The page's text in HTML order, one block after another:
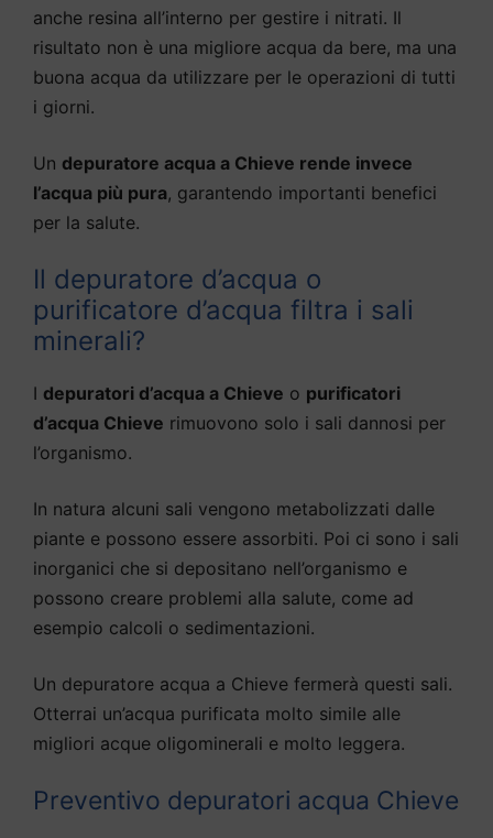
anche resina all’interno per gestire i nitrati. Il
risultato non è una migliore acqua da bere, ma una
buona acqua da utilizzare per le operazioni di tutti
i giorni.
Un depuratore acqua a Chieve rende invece
l’acqua più pura, garantendo importanti benefici
per la salute.
Il depuratore d’acqua o
purificatore d’acqua filtra i sali
minerali?
I depuratori d’acqua a Chieve o purificatori
d’acqua Chieve rimuovono solo i sali dannosi per
l’organismo.
In natura alcuni sali vengono metabolizzati dalle
piante e possono essere assorbiti. Poi ci sono i sali
inorganici che si depositano nell’organismo e
possono creare problemi alla salute, come ad
esempio calcoli o sedimentazioni.
Un depuratore acqua a Chieve fermerà questi sali.
Otterrai un’acqua purificata molto simile alle
migliori acque oligominerali e molto leggera.
Preventivo depuratori acqua Chieve